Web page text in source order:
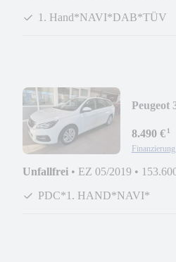
1. Hand*NAVI*DAB*TÜV
Peugeot
8.490 €¹
Unfallfrei • EZ 05/2019 •
PDC*1. HAND*NAVI*